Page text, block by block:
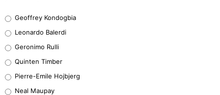
38%
32%
5%
Geoffrey Kondogbia
Leonardo Balerdi
Geronimo Rulli
Quinten Timber
Pierre-Emile Hojbjerg
Neal Maupay